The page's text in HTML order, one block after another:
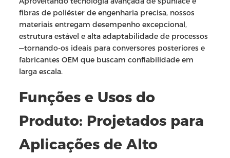
fibras de poliéster de engenharia precisa, nossos
materiais entregam desempenho excepcional,
estrutura estável e alta adaptabilidade de processos
—tornando-os ideais para conversores posteriores e
fabricantes OEM que buscam confiabilidade em
larga escala.
Funções e Usos do
Produto: Projetados para
Aplicações de Alto